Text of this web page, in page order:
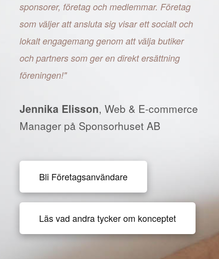
sponsorer, företag och medlemmar. Företag
som väljer att ansluta sig visar ett socialt och
lokalt engagemang genom att välja butiker
och partners som ger en direkt ersättning
föreningen!"
Jennika Elisson, Web & E-commerce
Manager på Sponsorhuset AB
Bli Företagsanvändare
Läs vad andra tycker om konceptet